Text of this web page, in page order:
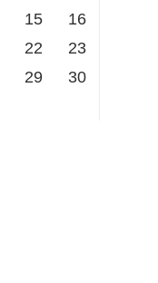
15
16
22
23
29
30